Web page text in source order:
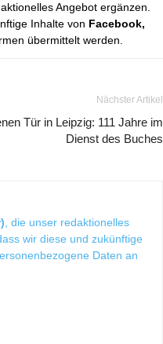
Angebot ergänzen.
Inhalte von Facebook,
übermittelt werden.
Nächster Artikel
Tür in Leipzig: 111 Jahre im
Dienst des Buches
, die unser redaktionelles
wir diese und zukünftige
Daten an